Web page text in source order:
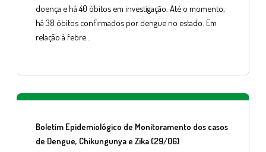
doença e há 40 óbitos em investigação. Até o momento,
há 38 óbitos confirmados por dengue no estado. Em
relação à febre…
Boletim Epidemiológico de Monitoramento dos casos
de Dengue, Chikungunya e Zika (29/06)